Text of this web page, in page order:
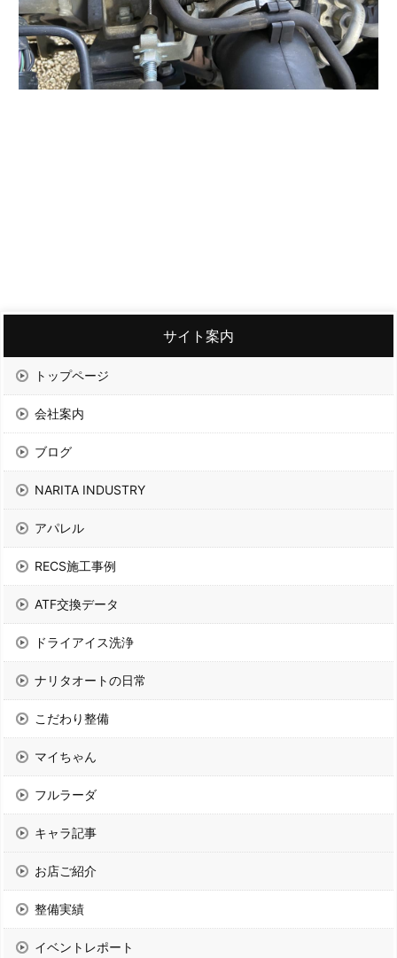
サイト案内
トップページ
会社案内
ブログ
NARITA INDUSTRY
アパレル
RECS施工事例
ATF交換データ
ドライアイス洗浄
ナリタオートの日常
こだわり整備
マイちゃん
フルラーダ
キャラ記事
お店ご紹介
整備実績
イベントレポート